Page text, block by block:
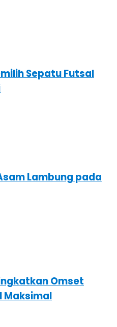
Sepatu Futsal
Lambung pada
Omset
Maksimal